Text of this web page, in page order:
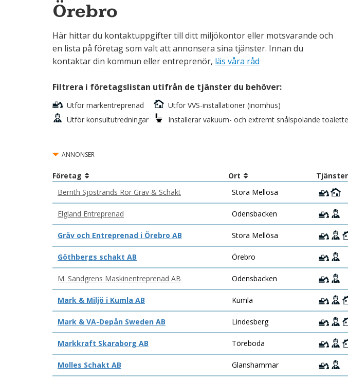
Örebro
Här hittar du kontaktuppgifter till ditt miljökontor eller motsvarande och
en lista på företag som valt att annonsera sina tjänster. Innan du
kontaktar din kommun eller entreprenör, läs våra råd
Filtrera i företagslistan utifrån de tjänster du behöver:
Utför markentreprenad
Utför konsultutredningar
Utför VVS-installationer (inomhus)
Installerar vakuum- och extremt snålspolande
ANNONSER
Företag Ort Tjänster
Bernth Sjöstrands Rör Gräv & Schakt
Stora Mellösa
Elgland Entreprenad Odensbacken
Gräv och Entreprenad i Örebro AB Stora Mellösa
Göthbergs schakt AB Örebro
M. Sandgrens Maskinentreprenad AB Odensbacken
Mark & Miljö i Kumla AB Kumla
Mark & VA-Depån Sweden AB Lindesberg
Markkraft Skaraborg AB Töreboda
Molles Schakt AB Glanshammar